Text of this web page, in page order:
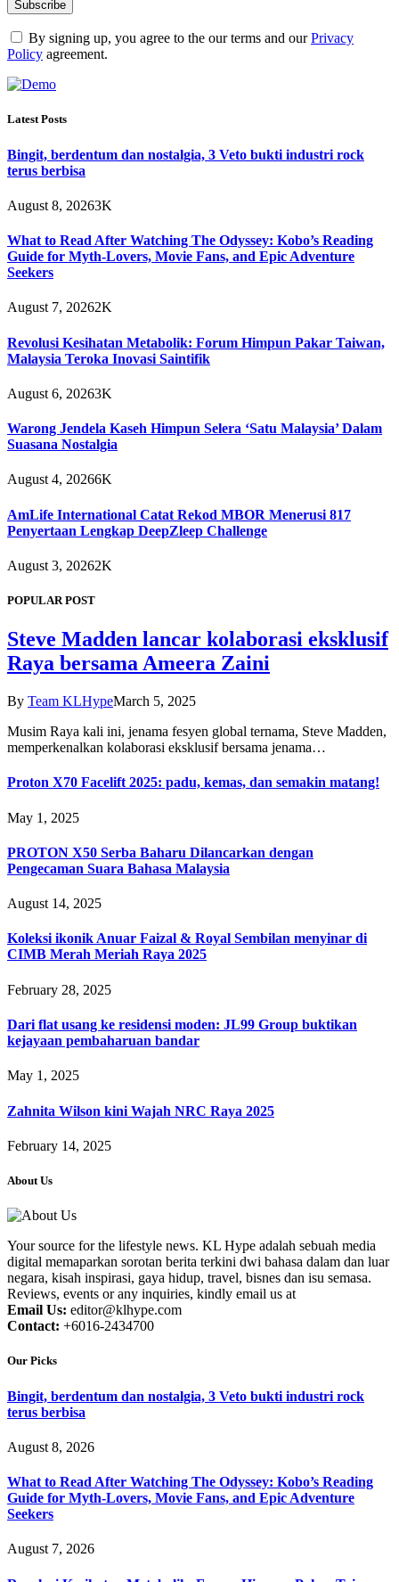
By signing up, you agree to the our terms and ourPrivacy
Policy agreement.
Latest Posts
Bingit, berdentum dan nostalgia, 3 Veto bukti industri rock
terus berbisa
August 8, 20263K
What to Read After Watching The Odyssey: Kobo’s Reading
Guide for Myth-Lovers, Movie Fans, and Epic Adventure
Seekers
August 7, 20262K
Revolusi Kesihatan Metabolik: Forum Himpun Pakar Taiwan,
Malaysia Teroka Inovasi Saintifik
August 6, 20263K
Warong Jendela Kaseh Himpun Selera ‘Satu Malaysia’ Dalam
Suasana Nostalgia
August 4, 20266K
AmLife International Catat Rekod MBOR Menerusi 817
Penyertaan Lengkap DeepZleep Challenge
August 3, 20262K
POPULAR POST
Steve Madden lancar kolaborasi eksklusif
Raya bersama Ameera Zaini
By Team KLHypeMarch 5, 2025
Musim Raya kali ini, jenama fesyen global ternama, Steve Madden,
memperkenalkan kolaborasi eksklusif bersama jenama…
Proton X70 Facelift 2025: padu, kemas, dan semakin matang!
May 1, 2025
PROTON X50 Serba Baharu Dilancarkan dengan
Pengecaman Suara Bahasa Malaysia
August 14, 2025
Koleksi ikonik Anuar Faizal & Royal Sembilan menyinar di
CIMB Merah Meriah Raya 2025
February 28, 2025
Dari flat usang ke residensi moden: JL99 Group buktikan
kejayaan pembaharuan bandar
May 1, 2025
Zahnita Wilson kini Wajah NRC Raya 2025
February 14, 2025
About Us
Your source for the lifestyle news. KL Hype adalah sebuah media
digital memaparkan sorotan berita terkini dwi bahasa dalam dan luar
negara, kisah inspirasi, gaya hidup, travel, bisnes dan isu semasa.
Reviews, events or any inquiries, kindly email us at
Email Us: editor@klhype.com
Contact: +6016-2434700
Our Picks
Bingit, berdentum dan nostalgia, 3 Veto bukti industri rock
terus berbisa
August 8, 2026
What to Read After Watching The Odyssey: Kobo’s Reading
Guide for Myth-Lovers, Movie Fans, and Epic Adventure
Seekers
August 7, 2026